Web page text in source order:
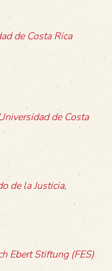
de Costa Rica
de Costa
de la Justicia,
Ebert Stiftung (FES)